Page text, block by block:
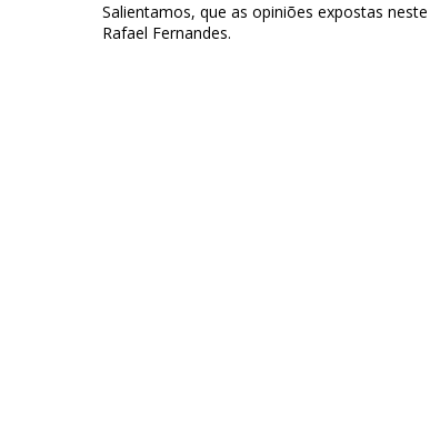
Salientamos, que as opiniões expostas
Rafael Fernandes.